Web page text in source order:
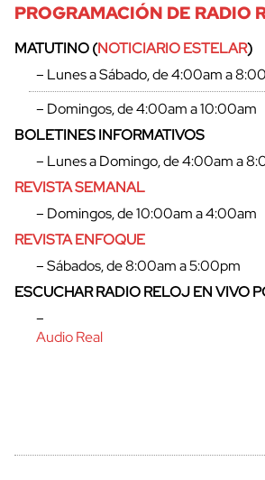
PROGRAMACIÓN DE RADIO
MATUTINO (NOTICIARIO ESTELAR)
– Lunes a Sábado, de 4:00am a
– Domingos, de 4:00am a 10:00am
BOLETINES INFORMATIVOS
– Lunes a Domingo, de 4:00am a
REVISTA SEMANAL
– Domingos, de 10:00am a 4:00am
REVISTA ENFOQUE
– Sábados, de 8:00am a 5:00pm
ESCUCHAR RADIO RELOJ EN VIVO
–
Audio Real